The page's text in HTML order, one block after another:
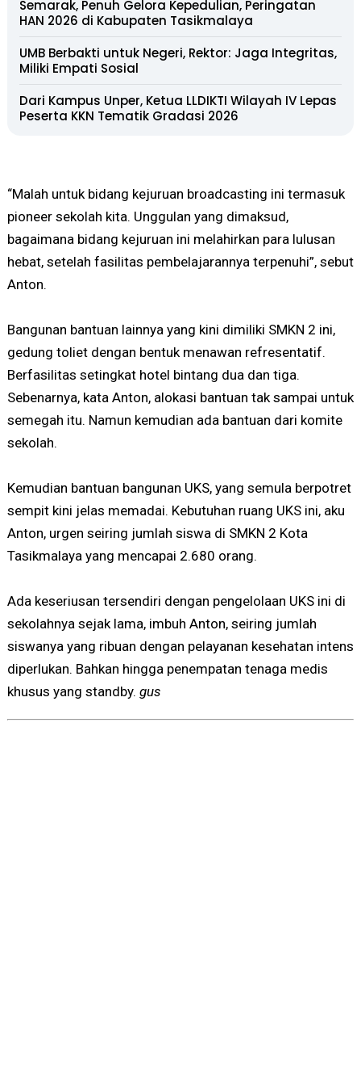
Semarak, Penuh Gelora Kepedulian, Peringatan
HAN 2026 di Kabupaten Tasikmalaya
UMB Berbakti untuk Negeri, Rektor: Jaga Integritas,
Miliki Empati Sosial
Dari Kampus Unper, Ketua LLDIKTI Wilayah IV Lepas
Peserta KKN Tematik Gradasi 2026
“Malah untuk bidang kejuruan broadcasting ini termasuk
pioneer sekolah kita. Unggulan yang dimaksud,
bagaimana bidang kejuruan ini melahirkan para lulusan
hebat, setelah fasilitas pembelajarannya terpenuhi”, sebut
Anton.
Bangunan bantuan lainnya yang kini dimiliki SMKN 2 ini,
gedung toliet dengan bentuk menawan refresentatif.
Berfasilitas setingkat hotel bintang dua dan tiga.
Sebenarnya, kata Anton, alokasi bantuan tak sampai untuk
semegah itu. Namun kemudian ada bantuan dari komite
sekolah.
Kemudian bantuan bangunan UKS, yang semula berpotret
sempit kini jelas memadai. Kebutuhan ruang UKS ini, aku
Anton, urgen seiring jumlah siswa di SMKN 2 Kota
Tasikmalaya yang mencapai 2.680 orang.
Ada keseriusan tersendiri dengan pengelolaan UKS ini di
sekolahnya sejak lama, imbuh Anton, seiring jumlah
siswanya yang ribuan dengan pelayanan kesehatan intens
diperlukan. Bahkan hingga penempatan tenaga medis
khusus yang standby. gus